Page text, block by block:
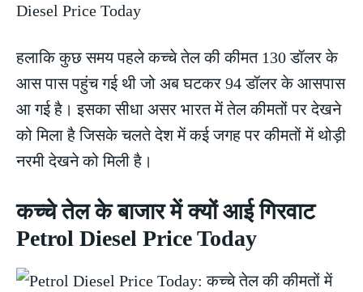
Diesel Price Today
हलाकि कुछ समय पहले कच्चे तेल की कीमत 130 डॉलर के
आस पास पहुंच गई थी जो अब घटकर 94 डॉलर के आसपास
आ गई है। इसका सीधा असर भारत में तेल कीमतों पर देखने
को मिला है जिसके चलते देश में कई जगह पर कीमतों में थोड़ी
नरमी देखने को मिली है।
कच्चे तेल के बाजार में क्यों आई गिरवाट
Petrol Diesel Price Today